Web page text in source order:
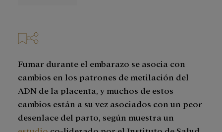
Fumar durante el embarazo se asocia con
cambios en los patrones de metilación del
ADN de la placenta, y muchos de estos
cambios están a su vez asociados con un peor
desenlace del parto, según muestra un